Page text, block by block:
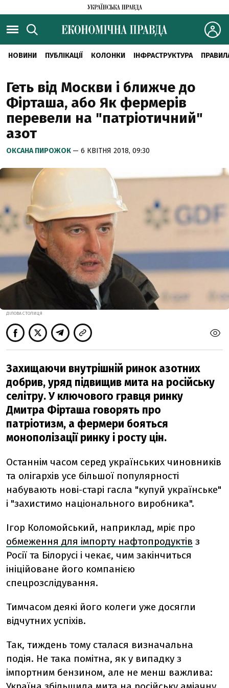
НОВИНИ ПУБЛІКАЦІЇ КОЛОНКИ ІНФРАСТРУКТУРА
Геть від Москви і ближче до
Фірташа, або Як фермерів
перевели на "патріотичний"
азот
ОКСАНА ПИРОЖОК — 6 КВІТНЯ 2018, 09:30
ДІЛОВА СТОЛИЦЯ
Захищаючи внутрішній ринок азотних
добрив, уряд підвищив мита на російську
селітру. У ключового гравця ринку
Дмитра Фірташа говорять про
патріотизм, а фермери бояться
монополізації ринку і росту цін.
Останнім часом серед українських чиновників
та олігархів усе більшої популярності
набувають нові-старі гасла "купуй українське"
і "захистимо національного виробника".
Ігор Коломойський, наприклад, мріє про
обмеження для імпорту нафтопродуктів з
Росії та Білорусі і чекає, чим закінчиться
ініційоване його компанією
спецрозслідування.
Тимчасом деякі його колеги уже досягли
відчутних успіхів.
Так, тиждень тому сталася визначальна
подія. Не така помітна, як у випадку з
імпортним бензином, але не менш важлива: